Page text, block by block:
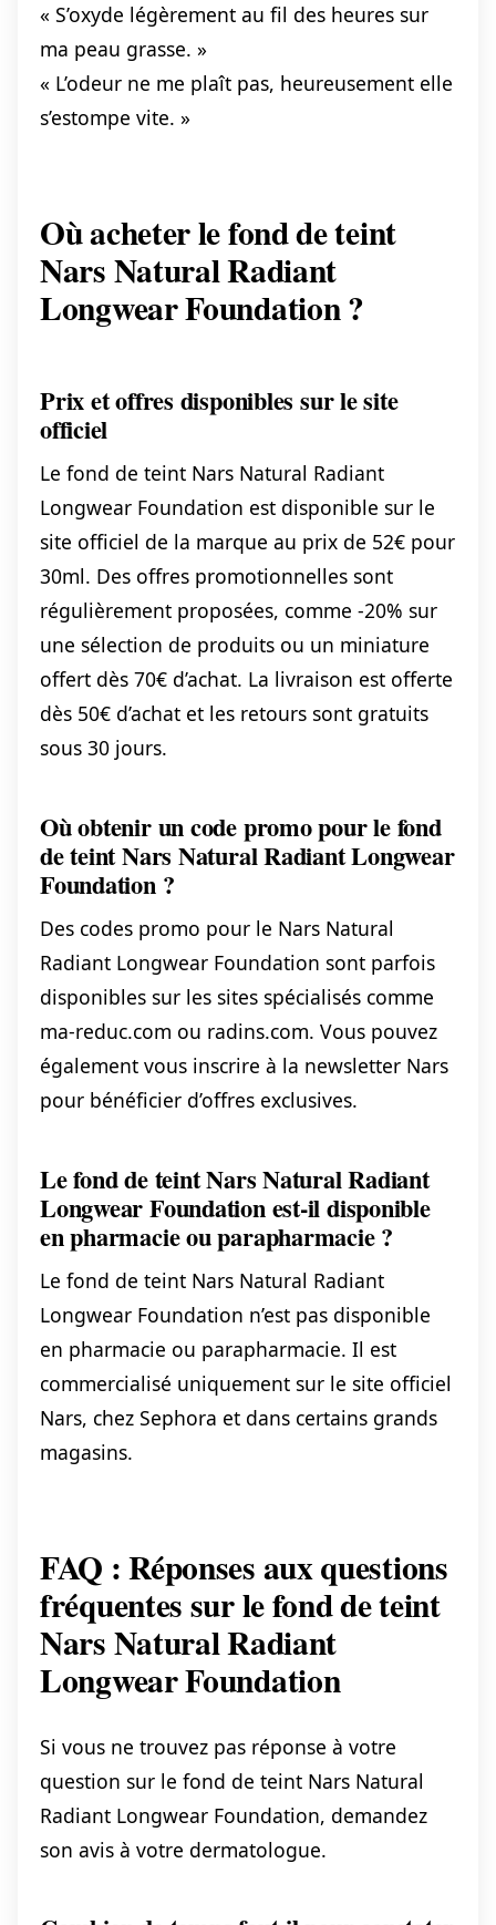
« S’oxyde légèrement au fil des heures sur
ma peau grasse. »
« L’odeur ne me plaît pas, heureusement elle
s’estompe vite. »
Où acheter le fond de teint
Nars Natural Radiant
Longwear Foundation ?
Prix et offres disponibles sur le site
officiel
Le fond de teint Nars Natural Radiant
Longwear Foundation est disponible sur le
site officiel de la marque au prix de 52€ pour
30ml. Des offres promotionnelles sont
régulièrement proposées, comme -20% sur
une sélection de produits ou un miniature
offert dès 70€ d’achat. La livraison est offerte
dès 50€ d’achat et les retours sont gratuits
sous 30 jours.
Où obtenir un code promo pour le fond
de teint Nars Natural Radiant Longwear
Foundation ?
Des codes promo pour le Nars Natural
Radiant Longwear Foundation sont parfois
disponibles sur les sites spécialisés comme
ma-reduc.com ou radins.com. Vous pouvez
également vous inscrire à la newsletter Nars
pour bénéficier d’offres exclusives.
Le fond de teint Nars Natural Radiant
Longwear Foundation est-il disponible
en pharmacie ou parapharmacie ?
Le fond de teint Nars Natural Radiant
Longwear Foundation n’est pas disponible
en pharmacie ou parapharmacie. Il est
commercialisé uniquement sur le site officiel
Nars, chez Sephora et dans certains grands
magasins.
FAQ : Réponses aux questions
fréquentes sur le fond de teint
Nars Natural Radiant
Longwear Foundation
Si vous ne trouvez pas réponse à votre
question sur le fond de teint Nars Natural
Radiant Longwear Foundation, demandez
son avis à votre dermatologue.